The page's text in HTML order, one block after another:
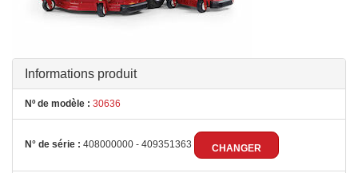
Informations produit
Nº de modèle : 30636
N° de série : 408000000 - 409351363 CHANGER